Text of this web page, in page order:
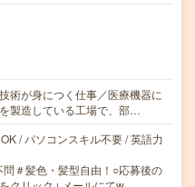
術が身につく仕事／医療機器に
製造している工場で、部…
/ パソコンスキル不要 / 英語力
問＃髪色・髪型自由！○応募後の